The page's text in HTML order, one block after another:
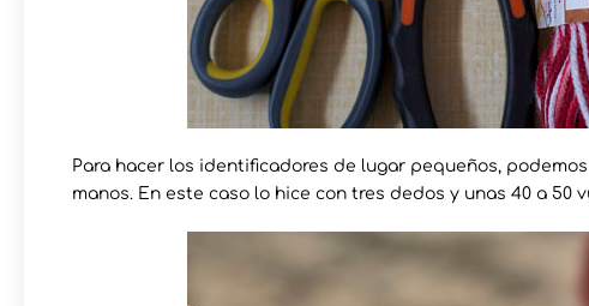
Para hacer los identificadores de lugar pequeños,
manos. En este caso lo hice con tres dedos y unas 40 a 50